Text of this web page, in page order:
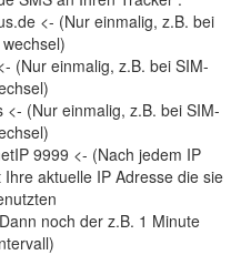
<- (Nur einmalig, z.B. bei
(Nur einmalig, z.B. bei SIM-
(Nur einmalig, z.B. bei SIM-
9999 <- (Nach jedem IP
aktuelle IP Adresse die sie
noch der z.B. 1 Minute